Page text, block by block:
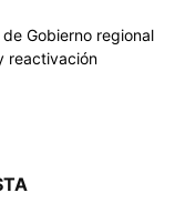
Gobierno regional
reactivación